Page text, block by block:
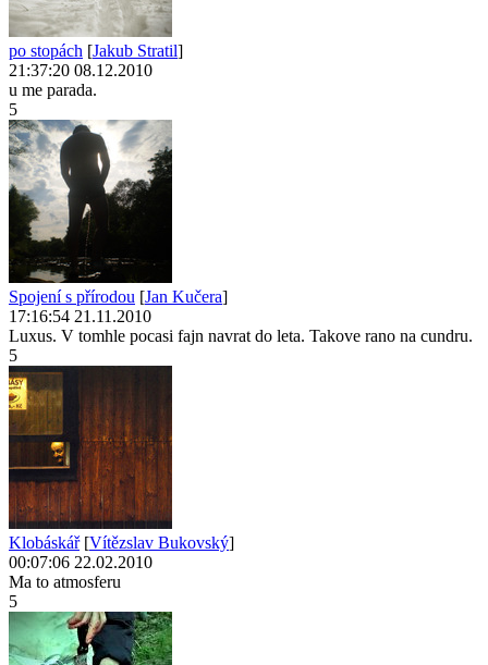
po stopách [Jakub Stratil]
21:37:20 08.12.2010
u me parada.
5
Spojení s přírodou [Jan Kučera]
17:16:54 21.11.2010
Luxus. V tomhle pocasi fajn navrat do leta. Takove rano na cundru.
5
Klobáskář [Vítězslav Bukovský]
00:07:06 22.02.2010
Ma to atmosferu
5